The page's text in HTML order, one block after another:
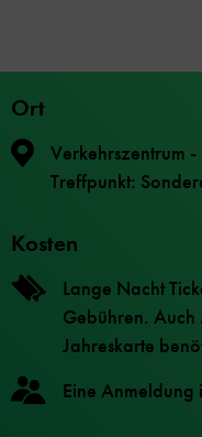
Ort
Verkehrszentrum
Treffpunkt:
Kosten
Lange Nacht
Gebühren.
Jahreskarte
Eine Anmeldung